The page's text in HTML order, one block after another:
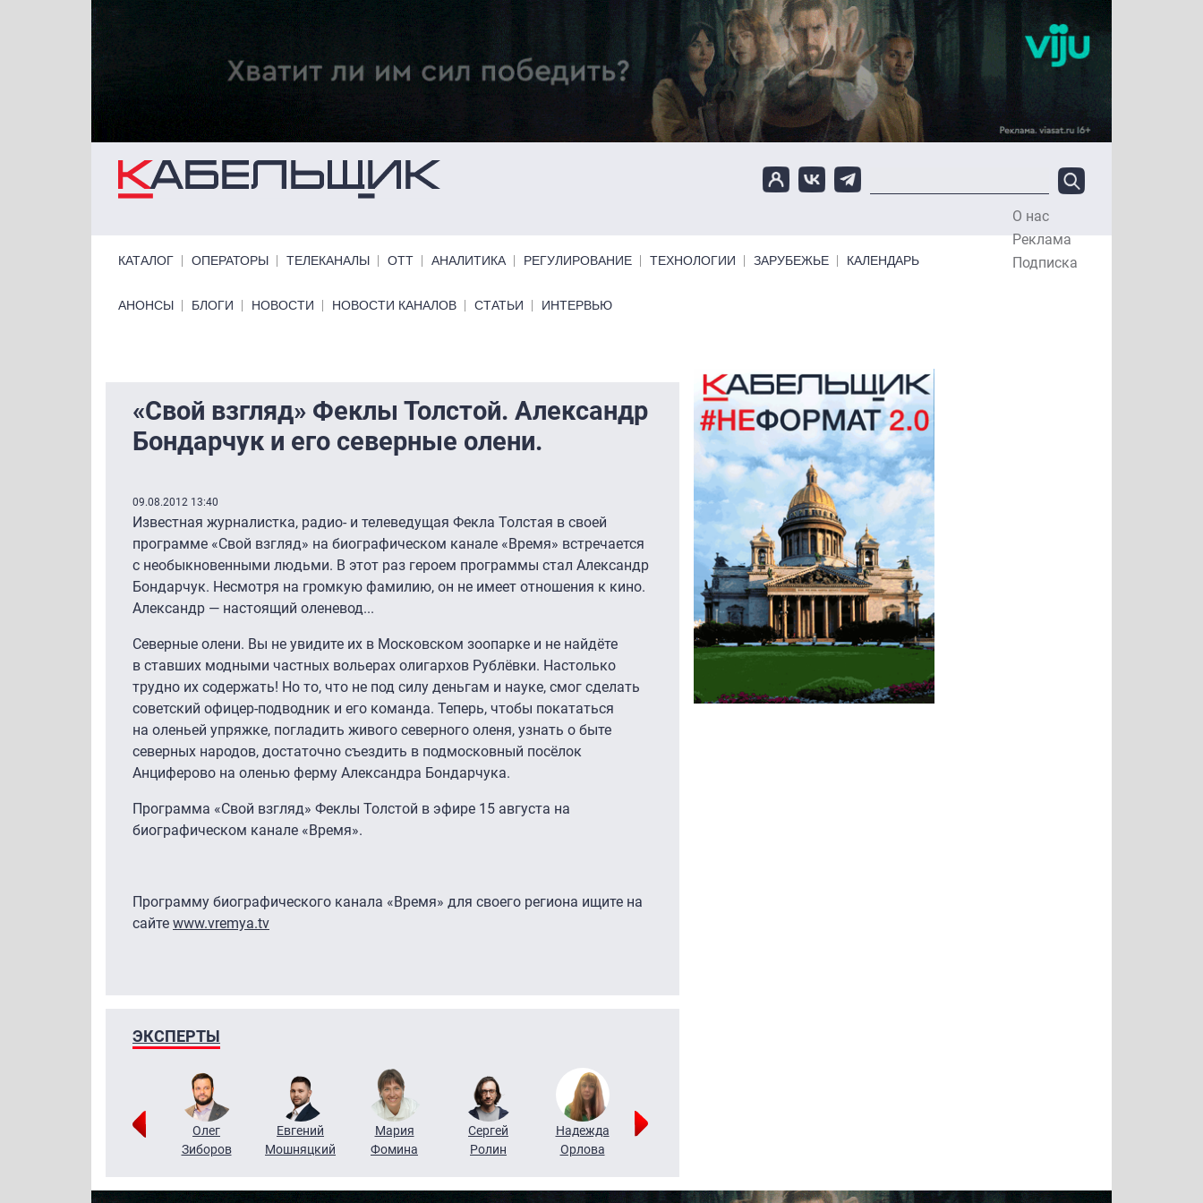
Перейти к основному содержанию
О нас
Реклама
Подписка
КАТАЛОГ ОПЕРАТОРЫ ТЕЛЕКАНАЛЫ ОТТ АНАЛИТИКА РЕГУЛИРОВАНИЕ ТЕХНОЛОГИИ ЗАРУБЕЖЬЕ КАЛЕНДАРЬ
Primary links bottom
АНОНСЫ БЛОГИ НОВОСТИ НОВОСТИ КАНАЛОВ СТАТЬИ ИНТЕРВЬЮ
«Свой взгляд» Феклы Толстой. Александр
Бондарчук и его северные олени.
09.08.2012 13:40
Известная журналистка, радио- и телеведущая Фекла Толстая в своей
программе «Свой взгляд» на биографическом канале «Время» встречается
с необыкновенными людьми. В этот раз героем программы стал Александр
Бондарчук. Несмотря на громкую фамилию, он не имеет отношения к кино.
Александр — настоящий оленевод...
Северные олени. Вы не увидите их в Московском зоопарке и не найдёте
в ставших модными частных вольерах олигархов Рублёвки. Настолько
трудно их содержать! Но то, что не под силу деньгам и науке, смог сделать
советский офицер-подводник и его команда. Теперь, чтобы покататься
на оленьей упряжке, погладить живого северного оленя, узнать о быте
северных народов, достаточно съездить в подмосковный посёлок
Анциферово на оленью ферму Александра Бондарчука.
Программа «Свой взгляд» Феклы Толстой в эфире 15 августа на
биографическом канале «Время».
Программу биографического канала «Время» для своего региона ищите на
сайте www.vremya.tv
ЭКСПЕРТЫ
Григорий
Олег
Зиборов
Евгений
Мошняцкий
Мария
Фомина
Сергей
Ролин
Надежда
Орлова